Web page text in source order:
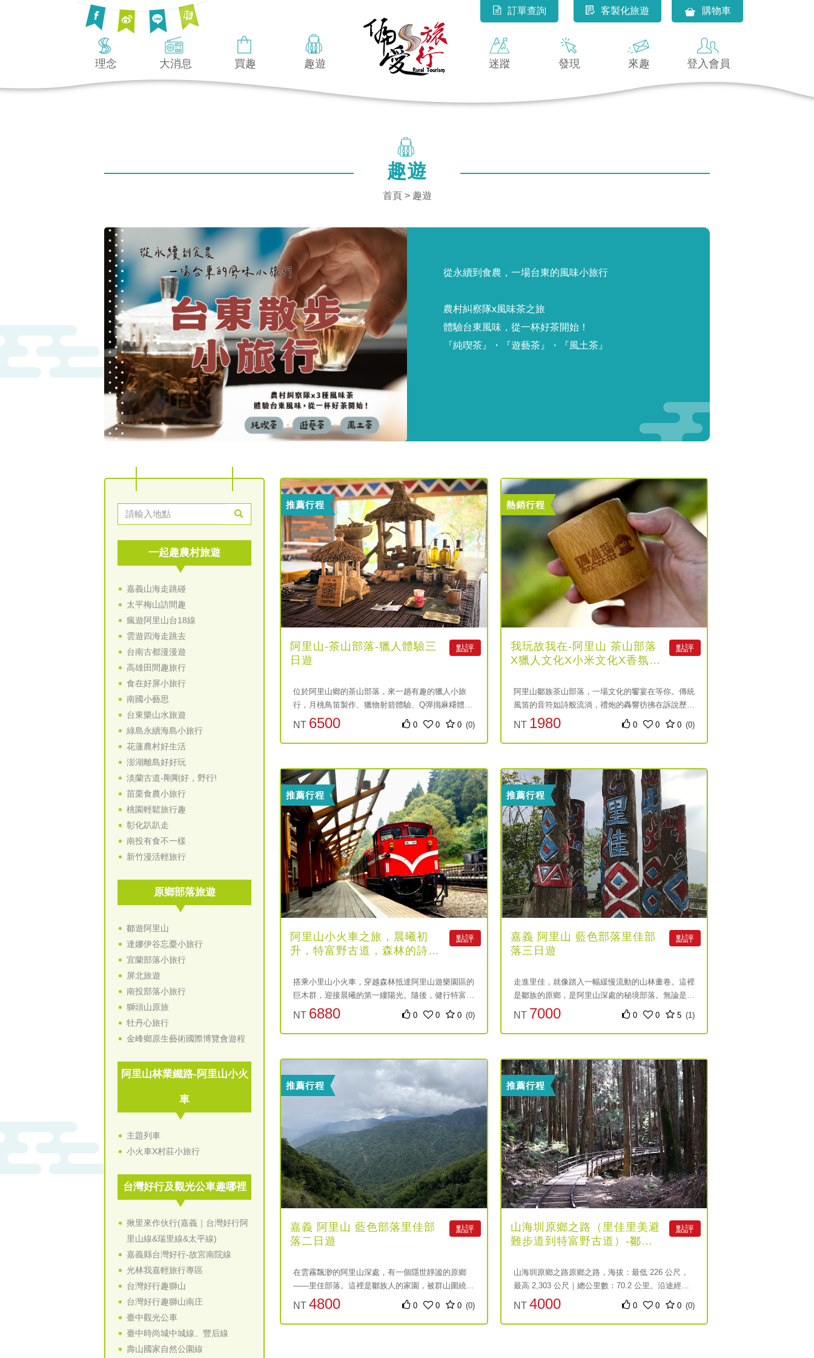
購物車
客製化旅遊
訂單查詢
理念 大消息 買趣 趣遊 迷蹤 發現 來趣 登入會員
趣遊
首頁> 趣遊
從永續到食農，一場台東的風味小旅行
農村糾察隊x風味茶之旅
體驗台東風味，從一杯好茶開始！
『純喫茶』・『遊藝茶』・『風土茶』
一起趣農村旅遊
嘉義山海走跳碰
太平梅山訪間趣
瘋遊阿里山台18線
雲遊四海走跳去
台南古都漫漫遊
高雄田間趣旅行
食在好屏小旅行
南國小藝思
台東樂山水旅遊
綠島永續海島小旅行
花蓮農村好生活
澎湖離島好好玩
淡蘭古道-剛剛好，野行!
苗栗食農小旅行
桃園輕鬆旅行趣
彰化趴趴走
南投有食不一樣
新竹漫活輕旅行
原鄉部落旅遊
鄒遊阿里山
達娜伊谷忘憂小旅行
宜蘭部落小旅行
屏北旅遊
南投部落小旅行
獅頭山原旅
牡丹心旅行
金峰鄉原生藝術國際博覽會遊程
阿里山林業鐵路-阿里山小火
車
主題列車
小火車X村莊小旅行
台灣好行及觀光公車趣哪裡
揪里來作伙行(嘉義｜台灣好行阿
里山線&瑞里線&太平線)
嘉義縣台灣好行-故宮南院線
光林我嘉輕旅行專區
台灣好行趣獅山
台灣好行趣獅山南庄
臺中觀光公車
臺中時尚城中城線、豐后線
壽山國家自然公園線
推薦行程
阿里山-茶山部落-獵人體驗三
日遊
點評
位於阿里山鄉的茶山部落，來一趟有趣的獵人小旅
行，月桃鳥笛製作、獵物射箭體驗、Q彈搗麻糬體
驗、香氛蠟燭體驗等諸多體驗活動等你來參加。
NT 6500
元
0 0 0 (0)
熱銷行程
我玩故我在-阿里山 茶山部落
X獵人文化X小米文化X香氛體
點評
阿里山鄒族茶山部落，一場文化的饗宴在等你。傳統
風笛的音符如詩般流淌，禮炮的轟響彷彿在訴說歷史
的回聲。透過獵人鳥笛與獸皮的故事，感受鄒族的智
慧；在小米文化中，搗麻糬的過程讓人回味無窮。最
後，與香氛蠟燭相伴，讓這份獨特的香氣，成為你心
NT 1980
元
0 0 0 (0)
推薦行程
阿里山小火車之旅，晨曦初
升，特富野古道，森林的詩篇
點評
搭乘小里山小火車，穿越森林抵達阿里山遊樂園區的
巨木群，迎接晨曦的第一縷陽光。隨後，健行特富野
古道，感受大自然的美好與寧靜，心靈在這片綠意中
NT 6880
元
0 0 0 (0)
推薦行程
嘉義 阿里山 藍色部落里佳部
落三日遊
點評
走進里佳，就像踏入一幅緩慢流動的山林畫卷。這裡
是鄒族的原鄉，是阿里山深處的秘境部落。無論是文
化體驗、自然探索，還是味蕾饗宴，三天兩夜的旅程
將讓你深刻感受土地的溫度與人情的厚度。放下都市
節奏，跟著鄒族的腳步，聆聽大山的故事，發現生活
NT 7000
元
0 0 5 (1)
推薦行程
嘉義 阿里山 藍色部落里佳部
落二日遊
點評
在雲霧飄渺的阿里山深處，有一個隱世靜謐的原鄉
——里佳部落。這裡是鄒族人的家園，被群山圍繞、
溪流蜿蜒。這趟二日遊，不只是旅程，更是一次走進
文化與自然交融的體驗。放慢腳步，與部落居民一起
感受山林的節奏，沉浸在鄒族傳統與現代創意融合的
NT 4800
元
0 0 0 (0)
推薦行程
山海圳原鄉之路（里佳里美避
難步道到特富野古道）-鄒族
點評
山海圳原鄉之路原鄉之路，海拔：最低 226 公尺，
最高 2,303 公尺｜總公里數：70.2 公里。沿途經過
茶山、新美、山美、里佳、達邦與特富野鄒族部落，
感受鄒族的日常與文化，其中達邦與特富野仍保留著
「庫巴 KUBA」，是鄒族男子集會所，也有幾處天
NT 4000
元
0 0 0 (0)